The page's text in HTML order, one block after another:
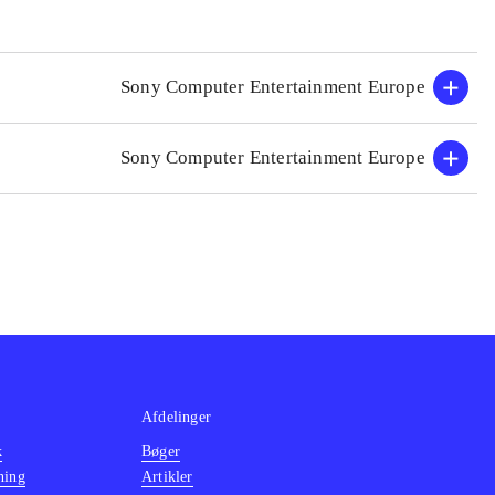
Sony Computer Entertainment Europe
Sony Computer Entertainment Europe
Afdelinger
Bøger
Artikler